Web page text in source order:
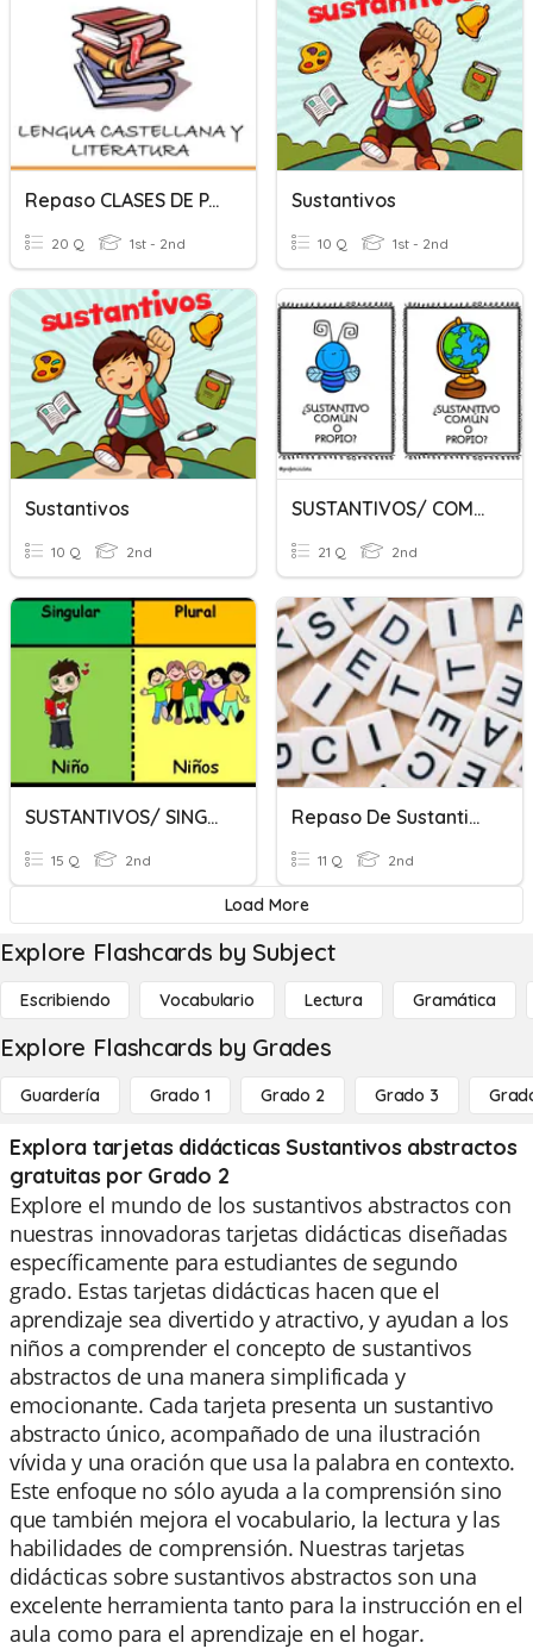
Repaso CLASES DE PALABRAS
20 Q 1st - 2nd
Sustantivos
10 Q 1st - 2nd
Sustantivos
10 Q 2nd
SUSTANTIVOS/ COMUNES Y PROPIOS
21 Q 2nd
SUSTANTIVOS/ SINGULAR Y PLURAL
15 Q 2nd
Repaso De Sustantivos Y Adjetivos
11 Q 2nd
Load More
Explore Flashcards by Subject
Escribiendo Vocabulario Lectura Gramática
Explore Flashcards by Grades
Guardería Grado 1 Grado 2 Grado 3
Explora tarjetas didácticas Sustantivos abstractos
gratuitas por Grado 2
Explore el mundo de los sustantivos abstractos con
nuestras innovadoras tarjetas didácticas diseñadas
específicamente para estudiantes de segundo
grado. Estas tarjetas didácticas hacen que el
aprendizaje sea divertido y atractivo, y ayudan a los
niños a comprender el concepto de sustantivos
abstractos de una manera simplificada y
emocionante. Cada tarjeta presenta un sustantivo
abstracto único, acompañado de una ilustración
vívida y una oración que usa la palabra en contexto.
Este enfoque no sólo ayuda a la comprensión sino
que también mejora el vocabulario, la lectura y las
habilidades de comprensión. Nuestras tarjetas
didácticas sobre sustantivos abstractos son una
excelente herramienta tanto para la instrucción en el
aula como para el aprendizaje en el hogar.